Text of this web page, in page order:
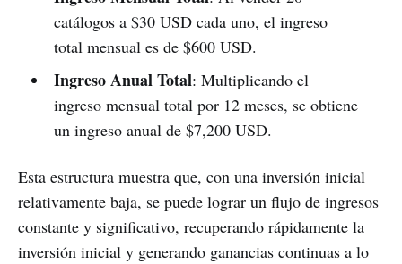
catálogos a $30 USD cada uno, el ingreso
total mensual es de $600 USD.
Ingreso Anual Total: Multiplicando el
ingreso mensual total por 12 meses, se obtiene
un ingreso anual de $7,200 USD.
Esta estructura muestra que, con una inversión inicial
relativamente baja, se puede lograr un flujo de ingresos
constante y significativo, recuperando rápidamente la
inversión inicial y generando ganancias continuas a lo